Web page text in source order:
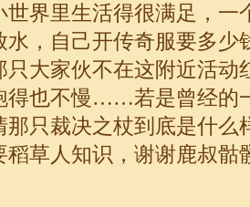
世界里生活得很满足，一
水，自己开传奇服要多少
只大家伙不在这附近活动
得也不慢……若是曾经的
那只裁决之杖到底是什么
稻草人知识，谢谢鹿叔骷